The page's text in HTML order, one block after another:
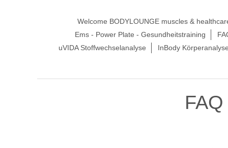
Welcome BODYLOUNGE muscles &
Ems - Power Plate - Gesundheitstraining
uVIDA Stoffwechselanalyse
InBody